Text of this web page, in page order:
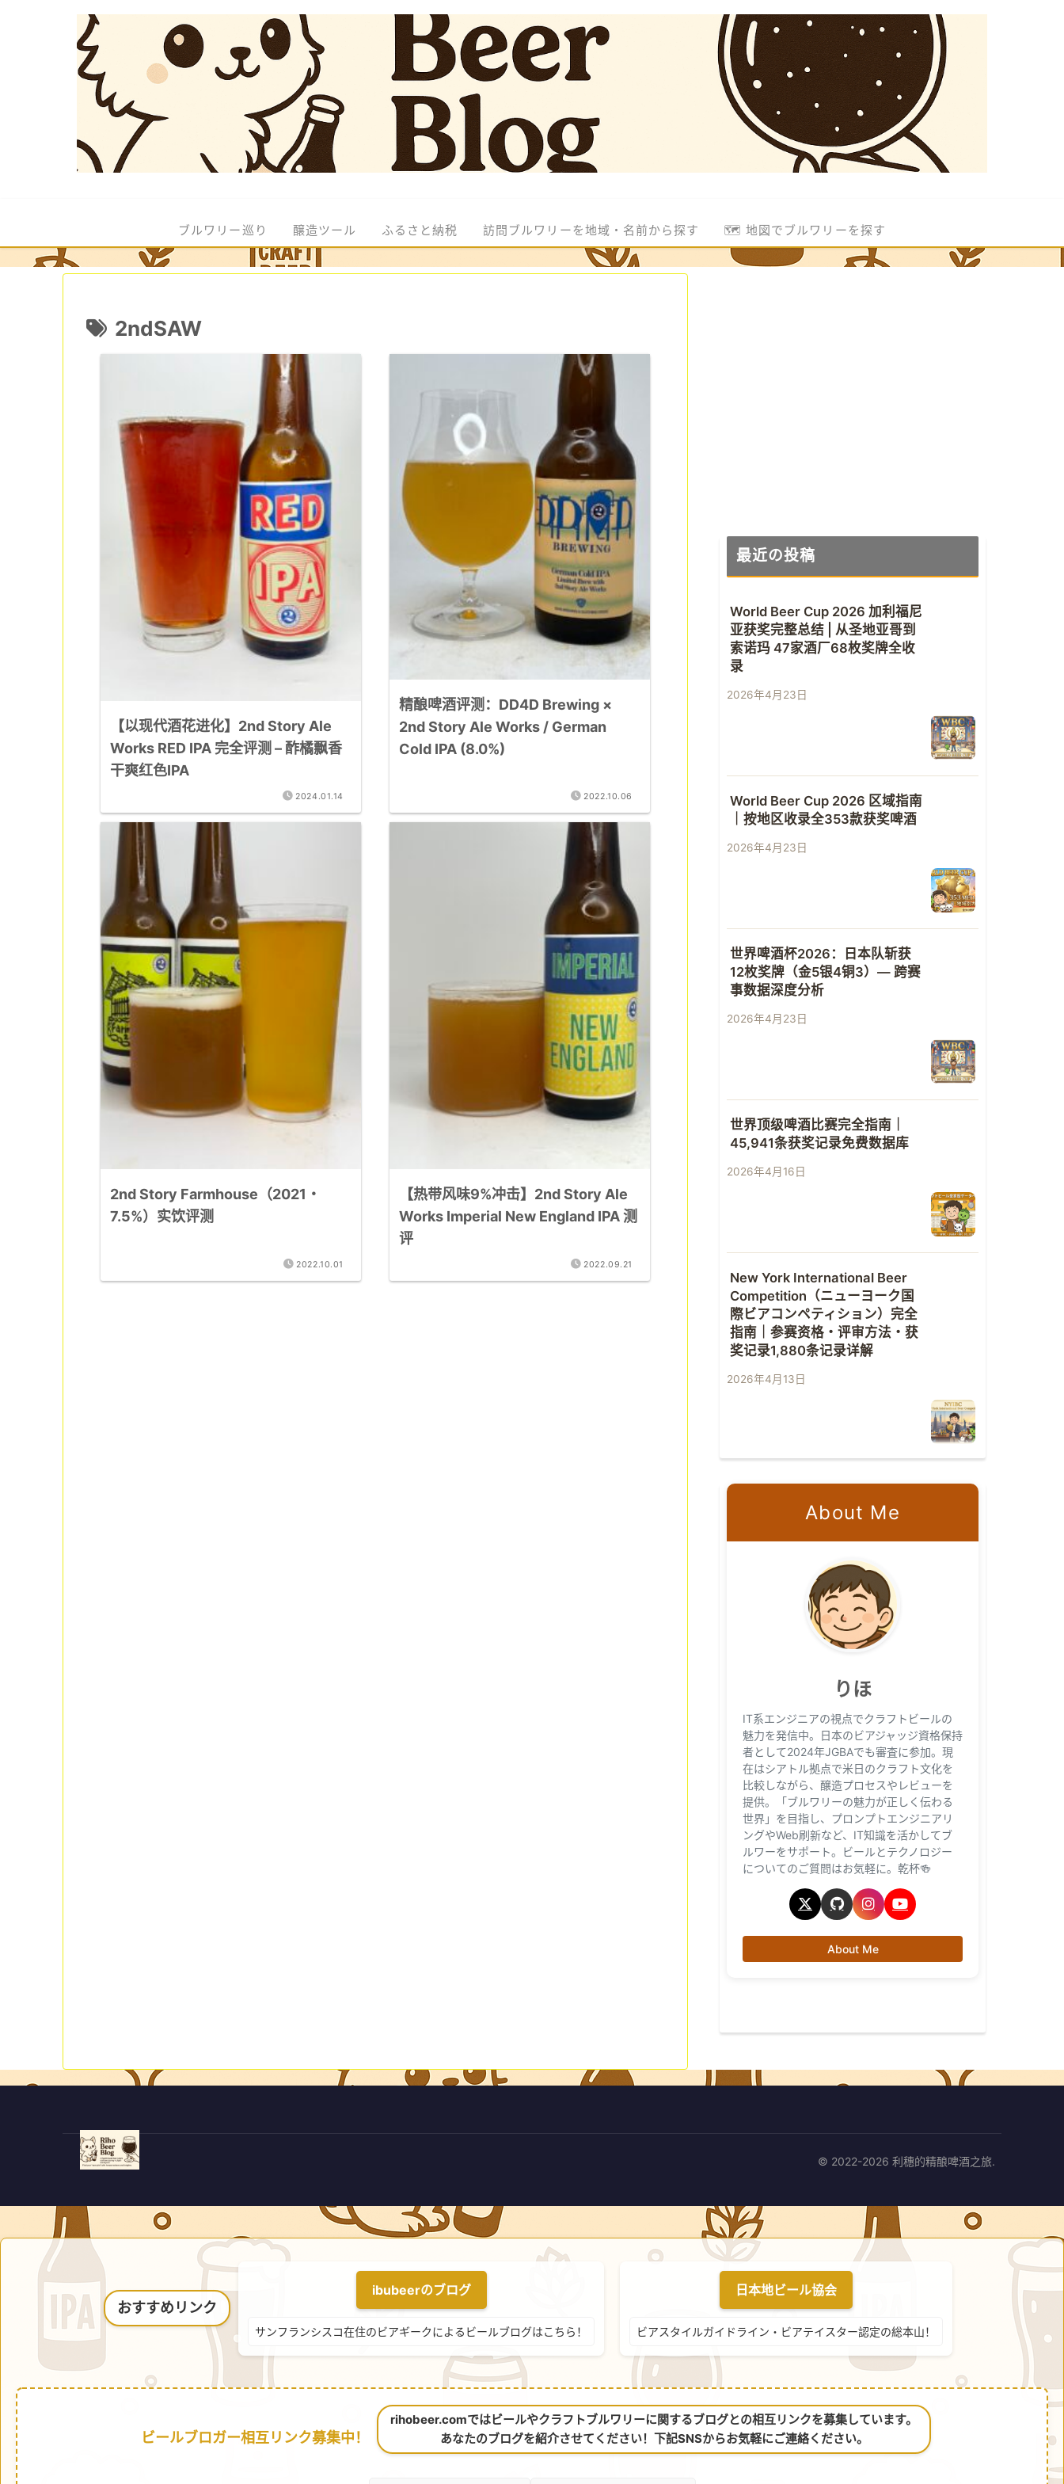
ブルワリー巡り 醸造ツール ふるさと納税 訪問ブルワリーを地域・名前から探す 🗺️ 地図でブルワリーを探す
2ndSAW
【以现代酒花进化】2nd Story Ale
Works RED IPA 完全评测 – 酢橘飘香
干爽红色IPA
2024.01.14
精酿啤酒评测：DD4D Brewing ×
2nd Story Ale Works / German
Cold IPA (8.0%)
2022.10.06
2nd Story Farmhouse（2021・
7.5%）实饮评测
2022.10.01
【热带风味9%冲击】2nd Story Ale
Works Imperial New England IPA 测
评
2022.09.21
最近の投稿
World Beer Cup 2026 加利福尼
亚获奖完整总结 | 从圣地亚哥到
索诺玛 47家酒厂68枚奖牌全收
录
2026年4月23日
World Beer Cup 2026 区域指南
｜按地区收录全353款获奖啤酒
2026年4月23日
世界啤酒杯2026：日本队斩获
12枚奖牌（金5银4铜3）— 跨赛
事数据深度分析
2026年4月23日
世界顶级啤酒比赛完全指南｜
45,941条获奖记录免费数据库
2026年4月16日
New York International Beer
Competition（ニューヨーク国
際ビアコンペティション）完全
指南｜参赛资格・评审方法・获
奖记录1,880条记录详解
2026年4月13日
About Me
りほ
IT系エンジニアの視点でクラフトビールの
魅力を発信中。日本のビアジャッジ資格保持
者として2024年JGBAでも審査に参加。現
在はシアトル拠点で米日のクラフト文化を
比較しながら、醸造プロセスやレビューを
提供。「ブルワリーの魅力が正しく伝わる
世界」を目指し、プロンプトエンジニアリ
ングやWeb刷新など、IT知識を活かしてブ
ルワーをサポート。ビールとテクノロジー
についてのご質問はお気軽に。乾杯🍻
About Me
© 2022-2026 利穗的精酿啤酒之旅.
おすすめリンク
ibubeerのブログ
サンフランシスコ在住のビアギークによるビールブログはこちら！
日本地ビール協会
ビアスタイルガイドライン・ビアテイスター認定の総本山！
ビールブロガー相互リンク募集中！
rihobeer.comではビールやクラフトブルワリーに関するブログとの相互リンクを募集しています。
あなたのブログを紹介させてください！下記SNSからお気軽にご連絡ください。